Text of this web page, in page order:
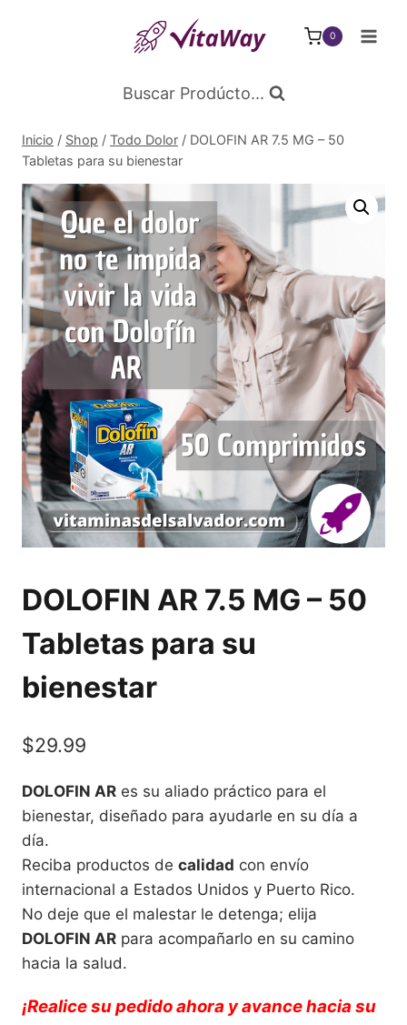
0
Buscar Prodúcto...
Inicio / Shop / Todo Dolor / DOLOFIN AR 7.5 MG – 50
Tabletas para su bienestar
DOLOFIN AR 7.5 MG – 50
Tabletas para su
bienestar
$29.99
DOLOFIN AR es su aliado práctico para el
bienestar, diseñado para ayudarle en su día a
día.
Reciba productos de calidad con envío
internacional a Estados Unidos y Puerto Rico.
No deje que el malestar le detenga; elija
DOLOFIN AR para acompañarlo en su camino
hacia la salud.
¡Realice su pedido ahora y avance hacia su